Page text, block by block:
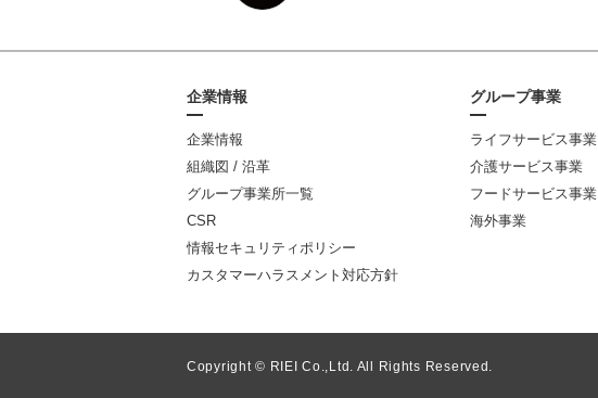
企業情報
企業情報
組織図 / 沿革
グループ事業所一覧
CSR
情報セキュリティポリシー
カスタマーハラスメント対応方針
グループ事業
ライフサービス事業
介護サービス事業
フードサービス事業
海外事業
Copyright © RIEI Co.,Ltd. All Rights Reserved.